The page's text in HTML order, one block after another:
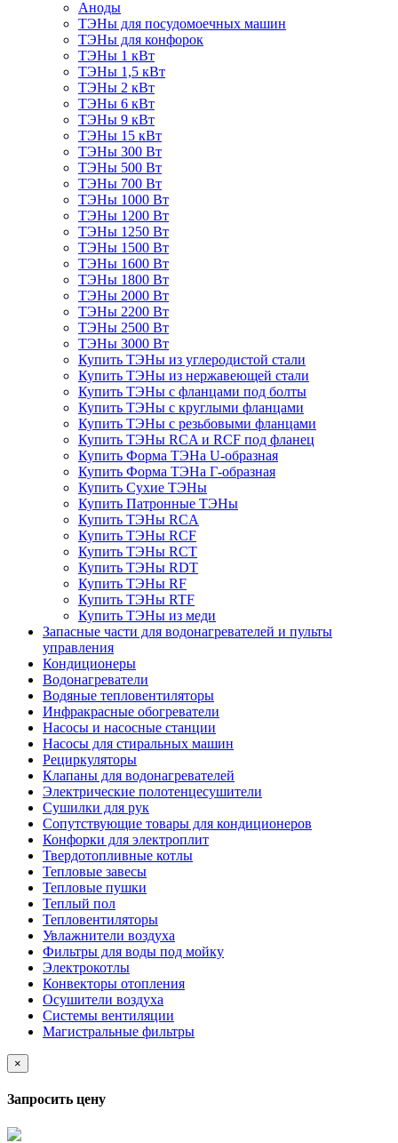
Аноды
ТЭНы для посудомоечных машин
ТЭНы для конфорок
ТЭНы 1 кВт
ТЭНы 1,5 кВт
ТЭНы 2 кВт
ТЭНы 6 кВт
ТЭНы 9 кВт
ТЭНы 15 кВт
ТЭНы 300 Вт
ТЭНы 500 Вт
ТЭНы 700 Вт
ТЭНы 1000 Вт
ТЭНы 1200 Вт
ТЭНы 1250 Вт
ТЭНы 1500 Вт
ТЭНы 1600 Вт
ТЭНы 1800 Вт
ТЭНы 2000 Вт
ТЭНы 2200 Вт
ТЭНы 2500 Вт
ТЭНы 3000 Вт
Купить ТЭНы из углеродистой стали
Купить ТЭНы из нержавеющей стали
Купить ТЭНы с фланцами под болты
Купить ТЭНы с круглыми фланцами
Купить ТЭНы с резьбовыми фланцами
Купить ТЭНы RCA и RCF под фланец
Купить Форма ТЭНа U-образная
Купить Форма ТЭНа Г-образная
Купить Сухие ТЭНы
Купить Патронные ТЭНы
Купить ТЭНы RCA
Купить ТЭНы RCF
Купить ТЭНы RCT
Купить ТЭНы RDT
Купить ТЭНы RF
Купить ТЭНы RTF
Купить ТЭНы из меди
Запасные части для водонагревателей и пульты
управления
Кондиционеры
Водонагреватели
Водяные тепловентиляторы
Инфракрасные обогреватели
Насосы и насосные станции
Насосы для стиральных машин
Рециркуляторы
Клапаны для водонагревателей
Электрические полотенцесушители
Сушилки для рук
Сопутствующие товары для кондиционеров
Конфорки для электроплит
Твердотопливные котлы
Тепловые завесы
Тепловые пушки
Теплый пол
Тепловентиляторы
Увлажнители воздуха
Фильтры для воды под мойку
Электрокотлы
Конвекторы отопления
Осушители воздуха
Системы вентиляции
Магистральные фильтры
×
Запросить цену